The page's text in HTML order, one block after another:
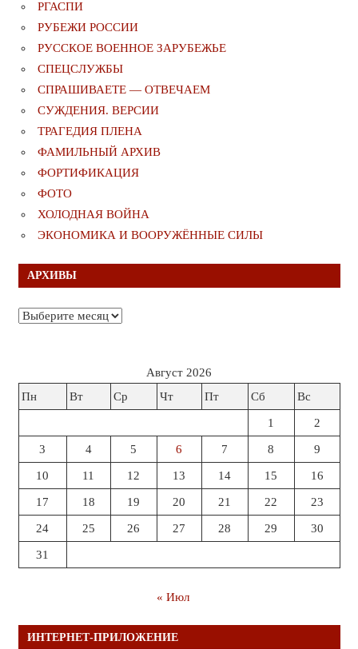
РГАСПИ
РУБЕЖИ РОССИИ
РУССКОЕ ВОЕННОЕ ЗАРУБЕЖЬЕ
СПЕЦСЛУЖБЫ
СПРАШИВАЕТЕ — ОТВЕЧАЕМ
СУЖДЕНИЯ. ВЕРСИИ
ТРАГЕДИЯ ПЛЕНА
ФАМИЛЬНЫЙ АРХИВ
ФОРТИФИКАЦИЯ
ФОТО
ХОЛОДНАЯ ВОЙНА
ЭКОНОМИКА И ВООРУЖЁННЫЕ СИЛЫ
АРХИВЫ
Архивы
Август 2026
Пн
Вт Ср Чт Пт Сб Вс
1 2
3 4 5 6 7 8 9
10 11 12 13 14 15 16
17 18 19 20 21 22 23
24 25 26 27 28 29 30
31
« Июл
ИНТЕРНЕТ-ПРИЛОЖЕНИЕ